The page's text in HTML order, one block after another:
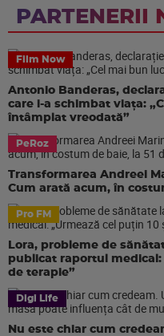
PARTENERII
Film Now
Antonio Banderas,
care i-a schimbat viața:
întâmplat vreodată”
PeRoz
Transformarea Andreei
Cum arată acum, în
Pro FM
Lora, probleme de
publicat raportul medical:
de terapie”
Digi Life
Nu este chiar cum